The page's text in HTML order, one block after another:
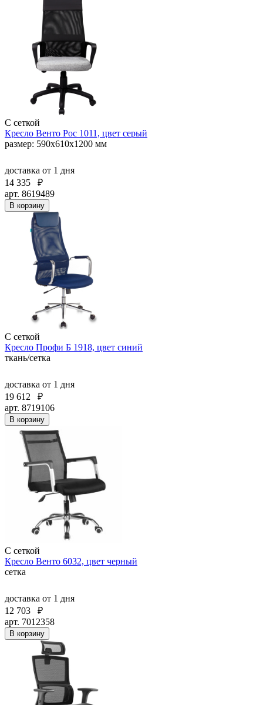
С сеткой
Кресло Венто Рос 1011, цвет серый
размер: 590х610х1200 мм
доставка от 1 дня
14 335
₽
арт. 8619489
В корзину
С сеткой
Кресло Профи Б 1918, цвет синий
ткань/сетка
доставка от 1 дня
19 612
₽
арт. 8719106
В корзину
С сеткой
Кресло Венто 6032, цвет черный
сетка
доставка от 1 дня
12 703
₽
арт. 7012358
В корзину